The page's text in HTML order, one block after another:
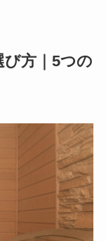
方｜5つの